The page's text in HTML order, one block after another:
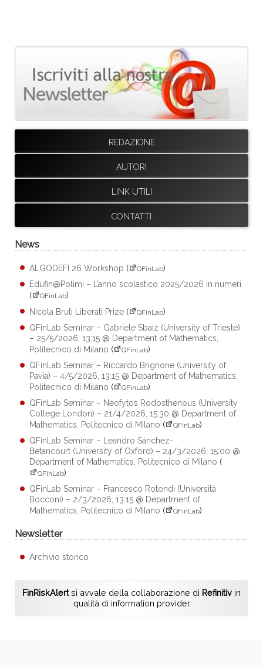
REDAZIONE
AUTORI
LINK UTILI
CONTATTI
News
ALGODEFI 26 Workshop ( QFinLab)
Edufin@Polimi – L’anno scolastico 2025/2026 in numeri
(
QFinLab)
Nicola Bruti Liberati Prize ( QFinLab)
QFinLab Seminar – Gabriele Sbaiz (University of Trieste)
– 25/5/2026, 13:15 @ Department of Mathematics,
Politecnico di Milano ( QFinLab)
QFinLab Seminar – Riccardo Brignone (University of
Pavia) – 4/5/2026, 13:15 @ Department of Mathematics,
Politecnico di Milano ( QFinLab)
QFinLab Seminar – Neofytos Rodosthenous (University
College London) – 21/4/2026, 15:30 @ Department of
Mathematics, Politecnico di Milano ( QFinLab)
QFinLab Seminar – Leandro Sánchez-
Betancourt (University of Oxford) – 24/3/2026, 15:00 @
Department of Mathematics, Politecnico di Milano (
QFinLab)
QFinLab Seminar – Francesco Rotondi (Università
Bocconi) – 2/3/2026, 13:15 @ Department of
Mathematics, Politecnico di Milano ( QFinLab)
Newsletter
Archivio storico
FinRiskAlertsi avvale della collaborazione di Refinitiv in
qualità di information provider